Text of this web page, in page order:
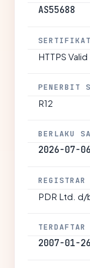
AS55688
HTTPS Valid
PENERBIT
R12
BERLAKU
2026-07-06
REGISTRAR
PDR Ltd.
TERDAFTAR
2007-01-26